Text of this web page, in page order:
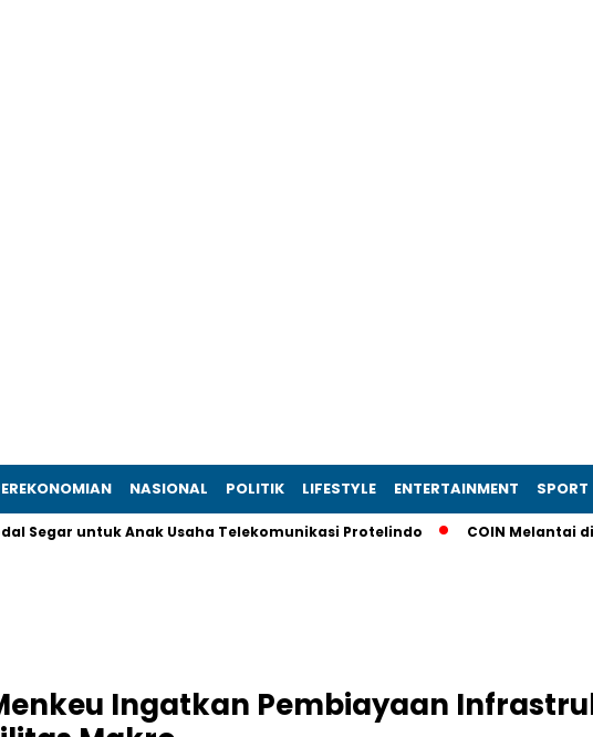
NASIONAL POLITIK LIFESTYLE ENTERTAINMENT SPORT
Segar untuk Anak Usaha Telekomunikasi Protelindo COIN Melantai
Ingatkan Pembiayaan